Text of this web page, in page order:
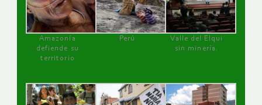
Amazonía
defiende su
territorio
Perú
Valle del Elqui
sin minería.